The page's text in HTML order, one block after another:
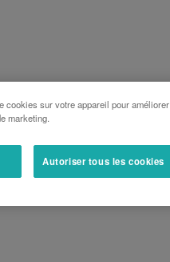
cookies sur votre appareil pour améliorer
marketing.
Autoriser tous les cookies